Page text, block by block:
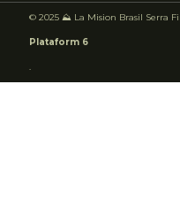
© 2025 ⛰️ La Mision Brasil Serra
Plataform 6
.